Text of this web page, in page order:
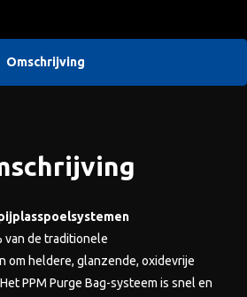
waardoor het proces van inert
Omschrijving
van de traditionele
om heldere, glanzende, oxidevrije
PPM Purge Bag-systeem is snel en